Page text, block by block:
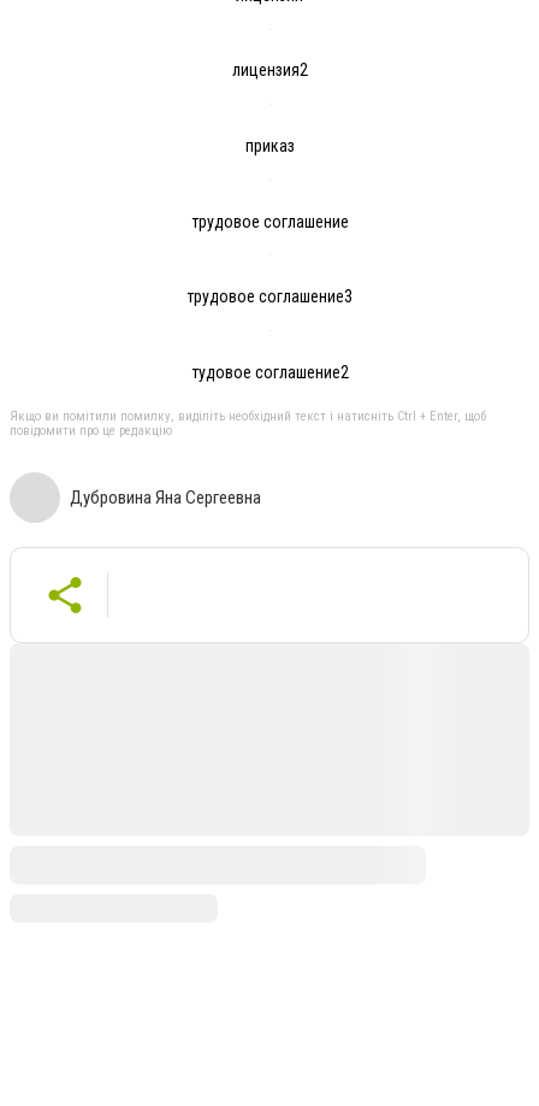
лицензия2
приказ
трудовое соглашение
трудовое соглашение3
тудовое соглашение2
Якщо ви помітили помилку, виділіть необхідний текст і натисніть Ctrl + Enter, щоб
повідомити про це редакцію
Дубровина Яна Сергеевна